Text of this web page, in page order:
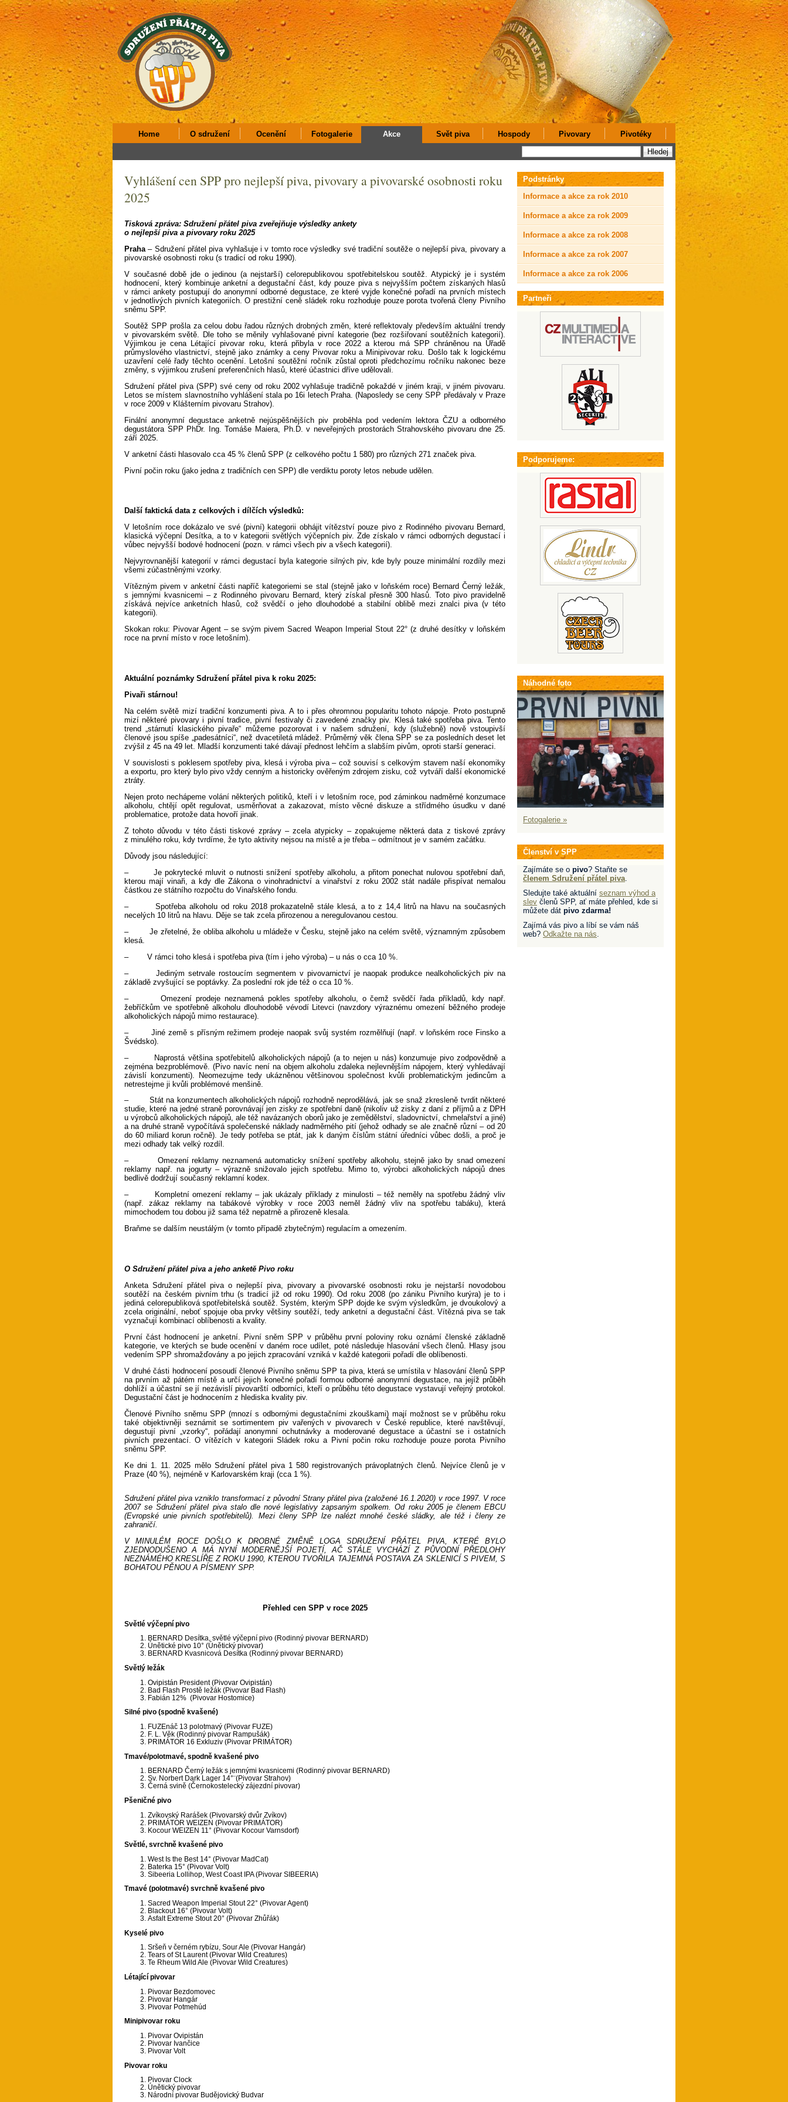
Home O sdružení Ocenění Fotogalerie Akce Svět piva Hospody Pivovary Pivotéky
Vyhlášení cen SPP pro nejlepší piva, pivovary a pivovarské osobnosti roku
2025
Tisková zpráva: Sdružení přátel piva zveřejňuje výsledky ankety
o nejlepší piva a pivovary roku 2025
Praha – Sdružení přátel piva vyhlašuje i v tomto roce výsledky své tradiční soutěže o nejlepší piva, pivovary a
pivovarské osobnosti roku (s tradicí od roku 1990).
V současné době jde o jedinou (a nejstarší) celorepublikovou spotřebitelskou soutěž. Atypický je i systém
hodnocení, který kombinuje anketní a degustační část, kdy pouze piva s nejvyšším počtem získaných hlasů
v rámci ankety postupují do anonymní odborné degustace, ze které vyjde konečné pořadí na prvních místech
v jednotlivých pivních kategoriích. O prestižní ceně sládek roku rozhoduje pouze porota tvořená členy Pivního
sněmu SPP.
Soutěž SPP prošla za celou dobu řadou různých drobných změn, které reflektovaly především aktuální trendy
v pivovarském světě. Dle toho se měnily vyhlašované pivní kategorie (bez rozšiřovaní soutěžních kategorií).
Výjimkou je cena Létající pivovar roku, která přibyla v roce 2022 a kterou má SPP chráněnou na Úřadě
průmyslového vlastnictví, stejně jako známky a ceny Pivovar roku a Minipivovar roku. Došlo tak k logickému
uzavření celé řady těchto ocenění. Letošní soutěžní ročník zůstal oproti předchozímu ročníku nakonec beze
změny, s výjimkou zrušení preferenčních hlasů, které účastnici dříve udělovali.
Sdružení přátel piva (SPP) své ceny od roku 2002 vyhlašuje tradičně pokaždé v jiném kraji, v jiném pivovaru.
Letos se místem slavnostního vyhlášení stala po 16i letech Praha. (Naposledy se ceny SPP předávaly v Praze
v roce 2009 v Klášterním pivovaru Strahov).
Finální anonymní degustace anketně nejúspěšnějších piv proběhla pod vedením lektora ČZU a odborného
degustátora SPP PhDr. Ing. Tomáše Maiera, Ph.D. v neveřejných prostorách Strahovského pivovaru dne 25.
září 2025.
V anketní části hlasovalo cca 45 % členů SPP (z celkového počtu 1 580) pro různých 271 značek piva.
Pivní počin roku (jako jedna z tradičních cen SPP) dle verdiktu poroty letos nebude udělen.
Další faktická data z celkových i dílčích výsledků:
V letošním roce dokázalo ve své (pivní) kategorii obhájit vítězství pouze pivo z Rodinného pivovaru Bernard,
klasická výčepní Desítka, a to v kategorii světlých výčepních piv. Zde získalo v rámci odborných degustací i
vůbec nejvyšší bodové hodnocení (pozn. v rámci všech piv a všech kategorií).
Nejvyrovnanější kategorií v rámci degustací byla kategorie silných piv, kde byly pouze minimální rozdíly mezi
všemi zúčastněnými vzorky.
Vítězným pivem v anketní části napříč kategoriemi se stal (stejně jako v loňském roce) Bernard Černý ležák,
s jemnými kvasnicemi – z Rodinného pivovaru Bernard, který získal přesně 300 hlasů. Toto pivo pravidelně
získává nejvíce anketních hlasů, což svědčí o jeho dlouhodobé a stabilní oblibě mezi znalci piva (v této
kategorii).
Skokan roku: Pivovar Agent – se svým pivem Sacred Weapon Imperial Stout 22° (z druhé desítky v loňském
roce na první místo v roce letošním).
Aktuální poznámky Sdružení přátel piva k roku 2025:
Pivaři stárnou!
Na celém světě mizí tradiční konzumenti piva. A to i přes ohromnou popularitu tohoto nápoje. Proto postupně
mizí některé pivovary i pivní tradice, pivní festivaly či zavedené značky piv. Klesá také spotřeba piva. Tento
trend „stárnutí klasického pivaře“ můžeme pozorovat i v našem sdružení, kdy (služebně) nově vstoupivší
členové jsou spíše „padesátníci“, než dvacetiletá mládež. Průměrný věk člena SPP se za posledních deset let
zvýšil z 45 na 49 let. Mladší konzumenti také dávají přednost lehčím a slabším pivům, oproti starší generaci.
V souvislosti s poklesem spotřeby piva, klesá i výroba piva – což souvisí s celkovým stavem naší ekonomiky
a exportu, pro který bylo pivo vždy cenným a historicky ověřeným zdrojem zisku, což vytváří další ekonomické
ztráty.
Nejen proto nechápeme volání některých politiků, kteří i v letošním roce, pod záminkou nadměrné konzumace
alkoholu, chtějí opět regulovat, usměrňovat a zakazovat, místo věcné diskuze a střídmého úsudku v dané
problematice, protože data hovoří jinak.
Z tohoto důvodu v této části tiskové zprávy – zcela atypicky – zopakujeme některá data z tiskové zprávy
z minulého roku, kdy tvrdíme, že tyto aktivity nejsou na místě a je třeba – odmítnout je v samém začátku.
Důvody jsou následující:
– Je pokrytecké mluvit o nutnosti snížení spotřeby alkoholu, a přitom ponechat nulovou spotřební daň,
kterou mají vinaři, a kdy dle Zákona o vinohradnictví a vinařství z roku 2002 stát nadále přispívat nemalou
částkou ze státního rozpočtu do Vinařského fondu.
– Spotřeba alkoholu od roku 2018 prokazatelně stále klesá, a to z 14,4 litrů na hlavu na současných
necelých 10 litrů na hlavu. Děje se tak zcela přirozenou a neregulovanou cestou.
– Je zřetelné, že obliba alkoholu u mládeže v Česku, stejně jako na celém světě, významným způsobem
klesá.
– V rámci toho klesá i spotřeba piva (tím i jeho výroba) – u nás o cca 10 %.
– Jediným setrvale rostoucím segmentem v pivovarnictví je naopak produkce nealkoholických piv na
základě zvyšující se poptávky. Za poslední rok jde též o cca 10 %.
– Omezení prodeje neznamená pokles spotřeby alkoholu, o čemž svědčí řada příkladů, kdy např.
žebříčkům ve spotřebně alkoholu dlouhodobě vévodí Litevci (navzdory výraznému omezení běžného prodeje
alkoholických nápojů mimo restaurace).
– Jiné země s přísným režimem prodeje naopak svůj systém rozmělňují (např. v loňském roce Finsko a
Švédsko).
– Naprostá většina spotřebitelů alkoholických nápojů (a to nejen u nás) konzumuje pivo zodpovědně a
zejména bezproblémově. (Pivo navíc není na objem alkoholu zdaleka nejlevnějším nápojem, který vyhledávají
závislí konzumenti). Neomezujme tedy ukázněnou většinovou společnost kvůli problematickým jedincům a
netrestejme ji kvůli problémové menšině.
– Stát na konzumentech alkoholických nápojů rozhodně neprodělává, jak se snaž zkresleně tvrdit některé
studie, které na jedné straně porovnávají jen zisky ze spotřební daně (nikoliv už zisky z daní z příjmů a z DPH
u výrobců alkoholických nápojů, ale též navázaných oborů jako je zemědělství, sladovnictví, chmelařství a jiné)
a na druhé straně vypočítává společenské náklady nadměrného pití (jehož odhady se ale značně různí – od 20
do 60 miliard korun ročně). Je tedy potřeba se ptát, jak k daným číslům státní úředníci vůbec došli, a proč je
mezi odhady tak velký rozdíl.
– Omezení reklamy neznamená automaticky snížení spotřeby alkoholu, stejně jako by snad omezení
reklamy např. na jogurty – výrazně snižovalo jejich spotřebu. Mimo to, výrobci alkoholických nápojů dnes
bedlivě dodržují současný reklamní kodex.
– Kompletní omezení reklamy – jak ukázaly příklady z minulosti – též neměly na spotřebu žádný vliv
(např. zákaz reklamy na tabákové výrobky v roce 2003 neměl žádný vliv na spotřebu tabáku), která
mimochodem tou dobou již sama též nepatrně a přirozeně klesala.
Braňme se dalším neustálým (v tomto případě zbytečným) regulacím a omezením.
O Sdružení přátel piva a jeho anketě Pivo roku
Anketa Sdružení přátel piva o nejlepší piva, pivovary a pivovarské osobnosti roku je nejstarší novodobou
soutěží na českém pivním trhu (s tradicí již od roku 1990). Od roku 2008 (po zániku Pivního kurýra) je to i
jediná celorepubliková spotřebitelská soutěž. Systém, kterým SPP dojde ke svým výsledkům, je dvoukolový a
zcela originální, neboť spojuje oba prvky většiny soutěží, tedy anketní a degustační část. Vítězná piva se tak
vyznačují kombinací oblíbenosti a kvality.
První část hodnocení je anketní. Pivní sněm SPP v průběhu první poloviny roku oznámí členské základně
kategorie, ve kterých se bude ocenění v daném roce udílet, poté následuje hlasování všech členů. Hlasy jsou
vedením SPP shromažďovány a po jejich zpracování vzniká v každé kategorii pořadí dle oblíbenosti.
V druhé části hodnocení posoudí členové Pivního sněmu SPP ta piva, která se umístila v hlasování členů SPP
na prvním až pátém místě a určí jejich konečné pořadí formou odborné anonymní degustace, na jejíž průběh
dohlíží a účastní se jí nezávislí pivovarští odborníci, kteří o průběhu této degustace vystavují veřejný protokol.
Degustační část je hodnocením z hlediska kvality piv.
Členové Pivního sněmu SPP (mnozí s odbornými degustačními zkouškami) mají možnost se v průběhu roku
také objektivněji seznámit se sortimentem piv vařených v pivovarech v České republice, které navštěvují,
degustují pivní „vzorky“, pořádají anonymní ochutnávky a moderované degustace a účastní se i ostatních
pivních prezentací. O vítězích v kategorii Sládek roku a Pivní počin roku rozhoduje pouze porota Pivního
sněmu SPP.
Ke dni 1. 11. 2025 mělo Sdružení přátel piva 1 580 registrovaných právoplatných členů. Nejvíce členů je v
Praze (40 %), nejméně v Karlovarském kraji (cca 1 %).
Sdružení přátel piva vzniklo transformací z původní Strany přátel piva (založené 16.1.2020) v roce 1997. V roce
2007 se Sdružení přátel piva stalo dle nové legislativy zapsaným spolkem. Od roku 2005 je členem EBCU
(Evropské unie pivních spotřebitelů). Mezi členy SPP lze nalézt mnohé české sládky, ale též i členy ze
zahraničí.
V MINULÉM ROCE DOŠLO K DROBNÉ ZMĚNĚ LOGA SDRUŽENÍ PŘÁTEL PIVA, KTERÉ BYLO
ZJEDNODUŠENO A MÁ NYNÍ MODERNĚJŠÍ POJETÍ, AČ STÁLE VYCHÁZÍ Z PŮVODNÍ PŘEDLOHY
NEZNÁMÉHO KRESLÍŘE Z ROKU 1990, KTEROU TVOŘILA TAJEMNÁ POSTAVA ZA SKLENICÍ S PIVEM, S
BOHATOU PĚNOU A PÍSMENY SPP.
Přehled cen SPP v roce 2025
Světlé výčepní pivo
BERNARD Desítka, světlé výčepní pivo (Rodinný pivovar BERNARD)
Únětické pivo 10° (Únětický pivovar)
BERNARD Kvasnicová Desítka (Rodinný pivovar BERNARD)
Světlý ležák
Ovipistán President (Pivovar Ovipistán)
Bad Flash Prostě ležák (Pivovar Bad Flash)
Fabián 12% (Pivovar Hostomice)
Silné pivo (spodně kvašené)
FUZEnáč 13 polotmavý (Pivovar FUZE)
F. L. Věk (Rodinný pivovar Rampušák)
PRIMÁTOR 16 Exkluziv (Pivovar PRIMÁTOR)
Tmavé/polotmavé, spodně kvašené pivo
BERNARD Černý ležák s jemnými kvasnicemi (Rodinný pivovar BERNARD)
Sv. Norbert Dark Lager 14°¨(Pivovar Strahov)
Černá svině (Černokostelecký zájezdní pivovar)
Pšeničné pivo
Zvíkovský Rarášek (Pivovarský dvůr Zvíkov)
PRIMÁTOR WEIZEN (Pivovar PRIMÁTOR)
Kocour WEIZEN 11° (Pivovar Kocour Varnsdorf)
Světlé, svrchně kvašené pivo
West Is the Best 14° (Pivovar MadCat)
Baterka 15° (Pivovar Volt)
Sibeeria Lollihop, West Coast IPA (Pivovar SIBEERIA)
Tmavé (polotmavé) svrchně kvašené pivo
Sacred Weapon Imperial Stout 22° (Pivovar Agent)
Blackout 16° (Pivovar Volt)
Asfalt Extreme Stout 20° (Pivovar Zhůřák)
Kyselé pivo
Sršeň v černém rybízu, Sour Ale (Pivovar Hangár)
Tears of St Laurent (Pivovar Wild Creatures)
Te Rheum Wild Ale (Pivovar Wild Creatures)
Létající pivovar
Pivovar Bezdomovec
Pivovar Hangár
Pivovar Potmehúd
Minipivovar roku
Pivovar Ovipistán
Pivovar Ivančice
Pivovar Volt
Pivovar roku
Pivovar Clock
Únětický pivovar
Národní pivovar Budějovický Budvar
Podstránky
Informace a akce za rok 2010
Informace a akce za rok 2009
Informace a akce za rok 2008
Informace a akce za rok 2007
Informace a akce za rok 2006
Partneři
Podporujeme:
Náhodné foto
Fotogalerie »
Členství v SPP
Zajímáte se o pivo? Staňte se
členem Sdružení přátel piva.
Sledujte také aktuální seznam výhod a
slev členů SPP, ať máte přehled, kde si
můžete dát pivo zdarma!
Zajímá vás pivo a líbí se vám náš
web? Odkažte na nás.